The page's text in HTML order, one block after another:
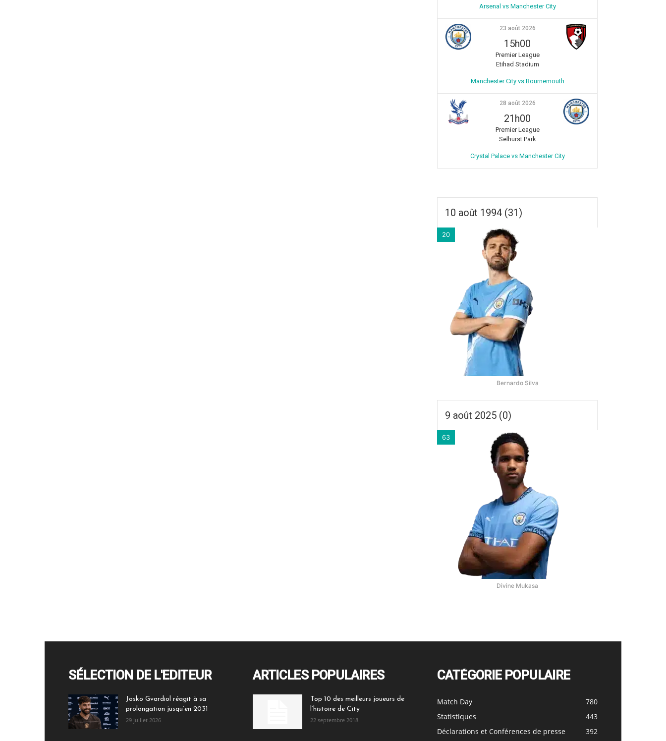
Arsenal vs Manchester City
23 août 2026
15h00
Premier League
Etihad Stadium
Manchester City vs Bournemouth
28 août 2026
21h00
Premier League
Selhurst Park
Crystal Palace vs Manchester City
10 août 1994 (31)
20
Bernardo Silva
9 août 2025 (0)
63
Divine Mukasa
SÉLECTION DE L'EDITEUR
Josko Gvardiol réagit à sa
prolongation jusqu’en 2031
29 juillet 2026
ARTICLES POPULAIRES
Top 10 des meilleurs joueurs de
l’histoire de City
22 septembre 2018
CATÉGORIE POPULAIRE
Match Day
780
Statistiques
443
Déclarations et Conférences de presse
392